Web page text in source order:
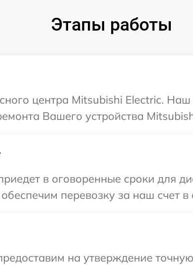
Этапы работы
центра Mitsubishi Electric.
Вашего устройства
в оговоренные сроки для
перевозку за наш счет
на утверждение